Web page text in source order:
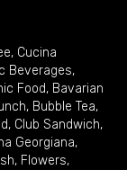
, Cucina
Beverages,
Food, Bavarian
, Bubble Tea,
, Club Sandwich,
Georgiana,
, Flowers,